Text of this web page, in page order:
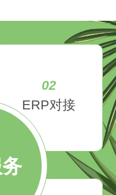
02
ERP对接